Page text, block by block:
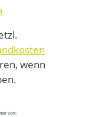
wenn